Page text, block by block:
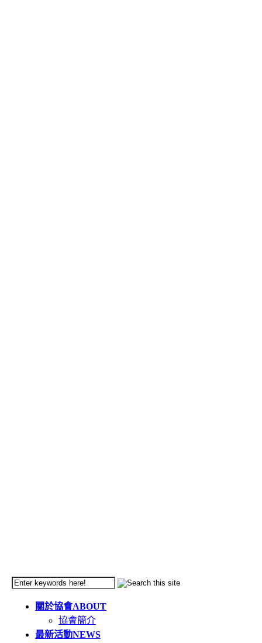
關於協會ABOUT
協會簡介
最新活動NEWS